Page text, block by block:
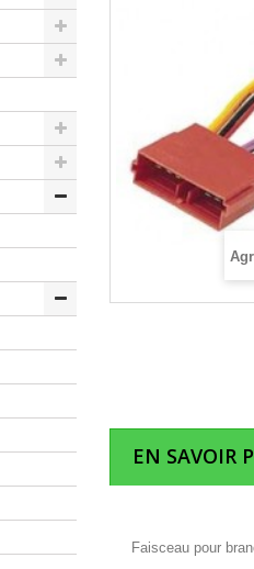
EN SAVOIR
Faisceau pour